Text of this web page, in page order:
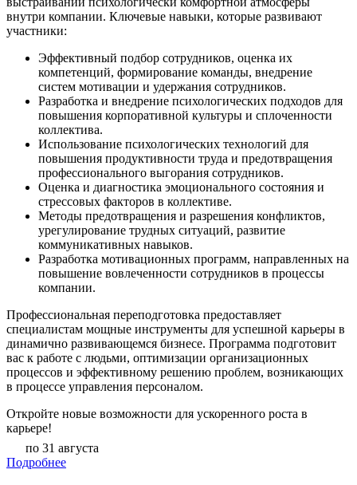
внутри компании. Ключевые навыки, которые развивают
участники:
Эффективный подбор сотрудников, оценка их
компетенций, формирование команды, внедрение
систем мотивации и удержания сотрудников.
Разработка и внедрение психологических подходов для
повышения корпоративной культуры и сплоченности
коллектива.
Использование психологических технологий для
повышения продуктивности труда и предотвращения
профессионального выгорания сотрудников.
Оценка и диагностика эмоционального состояния и
стрессовых факторов в коллективе.
Методы предотвращения и разрешения конфликтов,
урегулирование трудных ситуаций, развитие
коммуникативных навыков.
Разработка мотивационных программ, направленных на
повышение вовлеченности сотрудников в процессы
компании.
Профессиональная переподготовка предоставляет
специалистам мощные инструменты для успешной карьеры в
динамично развивающемся бизнесе. Программа подготовит
вас к работе с людьми, оптимизации организационных
процессов и эффективному решению проблем, возникающих
в процессе управления персоналом.
Откройте новые возможности для ускоренного роста в
карьере!
по 31 августа
Подробнее